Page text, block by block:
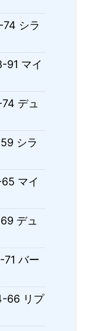
シラ
91 マイ
デュ
シラ
マイ
デュ
バー
66 リプ